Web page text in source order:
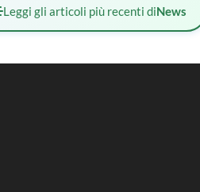
Leggi gli articoli più recenti diNews